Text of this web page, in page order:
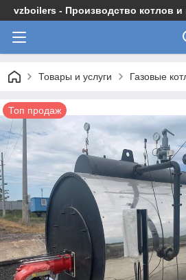
vzboilers - Производство котлов и
Товары и услуги Газовые
Топ продаж